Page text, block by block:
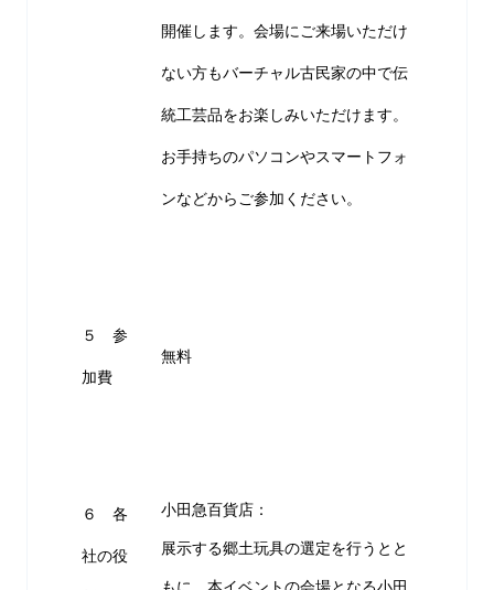
開催します。会場にご来場いただけ
ない方もバーチャル古民家の中で伝
統工芸品をお楽しみいただけます。
お手持ちのパソコンやスマートフォ
ンなどからご参加ください。
５ 参
加費
無料
６ 各
社の役
小田急百貨店：
展示する郷土玩具の選定を行うとと